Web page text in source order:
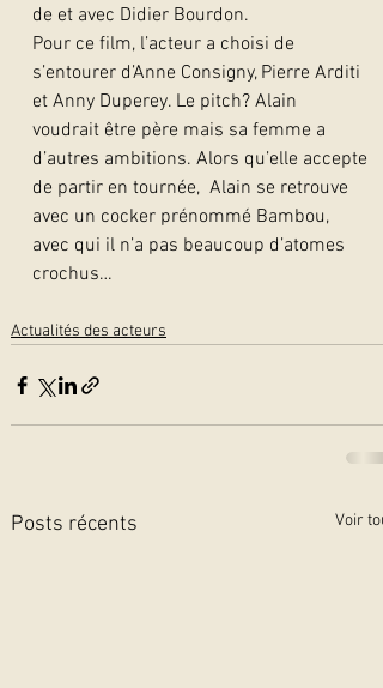
de et avec Didier Bourdon.
Pour ce film, l’acteur a choisi de
s’entourer d’Anne Consigny, Pierre Arditi
et Anny Duperey. Le pitch? Alain
voudrait être père mais sa femme a
d’autres ambitions. Alors qu’elle accepte
de partir en tournée,  Alain se retrouve
avec un cocker prénommé Bambou,
avec qui il n’a pas beaucoup d’atomes
crochus…
Actualités des acteurs
Posts récents Voir tout